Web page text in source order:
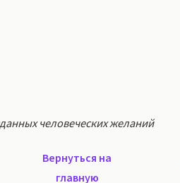
человеческих желаний
Вернуться на
главную